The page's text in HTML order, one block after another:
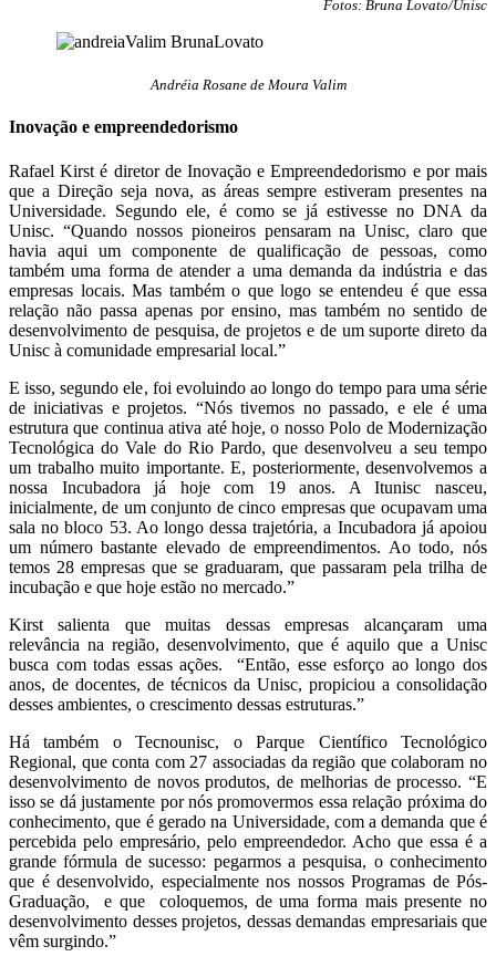
Fotos: Bruna Lovato/Unisc
Andréia Rosane de Moura Valim
Inovação e empreendedorismo
Rafael Kirst é diretor de Inovação e Empreendedorismo e por mais
que a Direção seja nova, as áreas sempre estiveram presentes na
Universidade. Segundo ele, é como se já estivesse no DNA da
Unisc. “Quando nossos pioneiros pensaram na Unisc, claro que
havia aqui um componente de qualificação de pessoas, como
também uma forma de atender a uma demanda da indústria e das
empresas locais. Mas também o que logo se entendeu é que essa
relação não passa apenas por ensino, mas também no sentido de
desenvolvimento de pesquisa, de projetos e de um suporte direto da
Unisc à comunidade empresarial local.”
E isso, segundo ele, foi evoluindo ao longo do tempo para uma série
de iniciativas e projetos. “Nós tivemos no passado, e ele é uma
estrutura que continua ativa até hoje, o nosso Polo de Modernização
Tecnológica do Vale do Rio Pardo, que desenvolveu a seu tempo
um trabalho muito importante. E, posteriormente, desenvolvemos a
nossa Incubadora já hoje com 19 anos. A Itunisc nasceu,
inicialmente, de um conjunto de cinco empresas que ocupavam uma
sala no bloco 53. Ao longo dessa trajetória, a Incubadora já apoiou
um número bastante elevado de empreendimentos. Ao todo, nós
temos 28 empresas que se graduaram, que passaram pela trilha de
incubação e que hoje estão no mercado.”
Kirst salienta que muitas dessas empresas alcançaram uma
relevância na região, desenvolvimento, que é aquilo que a Unisc
busca com todas essas ações. “Então, esse esforço ao longo dos
anos, de docentes, de técnicos da Unisc, propiciou a consolidação
desses ambientes, o crescimento dessas estruturas.”
Há também o Tecnounisc, o Parque Científico Tecnológico
Regional, que conta com 27 associadas da região que colaboram no
desenvolvimento de novos produtos, de melhorias de processo. “E
isso se dá justamente por nós promovermos essa relação próxima do
conhecimento, que é gerado na Universidade, com a demanda que é
percebida pelo empresário, pelo empreendedor. Acho que essa é a
grande fórmula de sucesso: pegarmos a pesquisa, o conhecimento
que é desenvolvido, especialmente nos nossos Programas de Pós-
Graduação, e que coloquemos, de uma forma mais presente no
desenvolvimento desses projetos, dessas demandas empresariais que
vêm surgindo.”